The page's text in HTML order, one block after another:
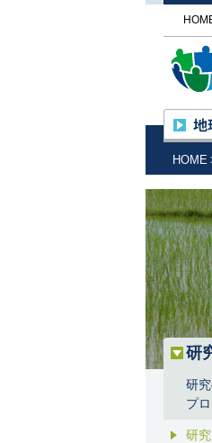
設
研
（
外
施
情
調
地
HOME
研
研
プ
研